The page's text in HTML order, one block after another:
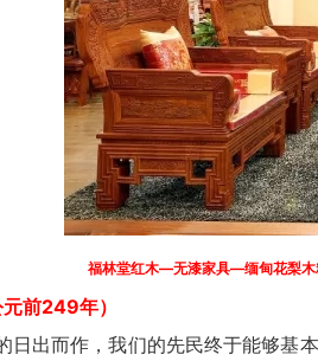
福林堂红木—无漆家具—缅甸花梨
前249年）
而作，我们的先民终于能够基